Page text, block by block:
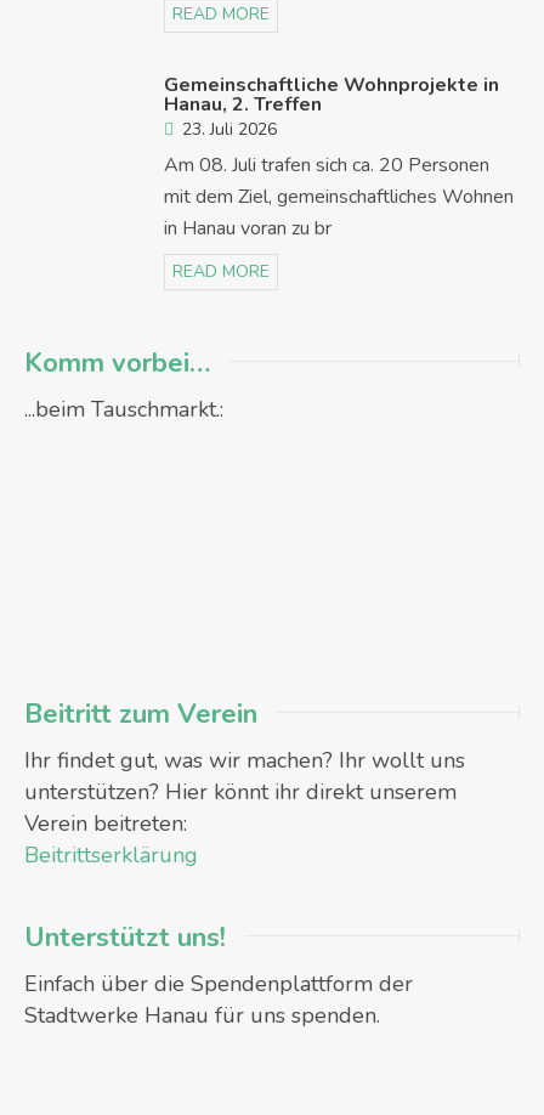
READ MORE
Gemeinschaftliche Wohnprojekte in
Hanau, 2. Treffen
23. Juli 2026
Am 08. Juli trafen sich ca. 20 Personen
mit dem Ziel, gemeinschaftliches Wohnen
in Hanau voran zu br
READ MORE
Komm vorbei…
...beim Tauschmarkt.:
Beitritt zum Verein
Ihr findet gut, was wir machen? Ihr wollt uns
unterstützen? Hier könnt ihr direkt unserem
Verein beitreten:
Beitrittserklärung
Unterstützt uns!
Einfach über die Spendenplattform der
Stadtwerke Hanau für uns spenden.